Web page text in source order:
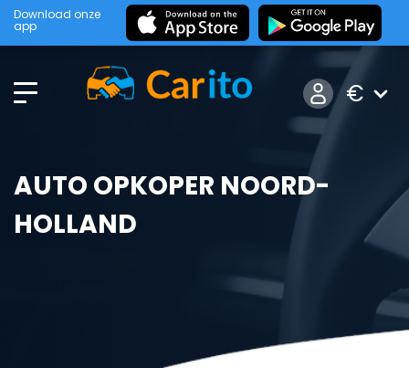
Download onze
app
€
AUTO OPKOPER NOORD-
HOLLAND